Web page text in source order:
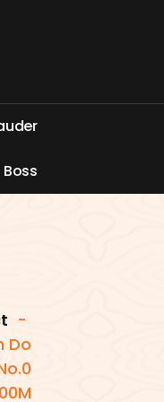
uder
Boss
-
Do